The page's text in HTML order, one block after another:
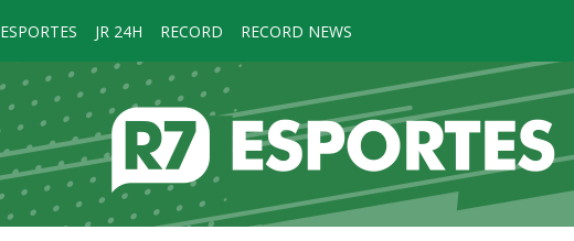
ESPORTES JR 24H RECORD RECORD NEWS